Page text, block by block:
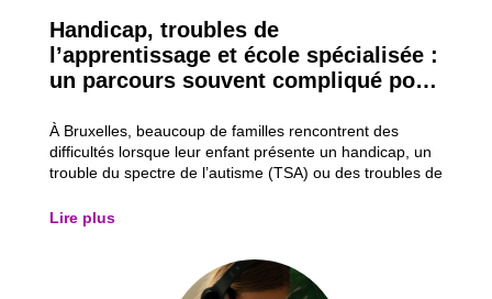
Handicap, troubles de
l’apprentissage et école spécialisée :
un parcours souvent compliqué pour
À Bruxelles, beaucoup de familles rencontrent des
difficultés lorsque leur enfant présente un handicap, un
trouble du spectre de l’autisme (TSA) ou des troubles de
la dyspraxie (gestes). Même s’il existe des aides et des
Lire plus